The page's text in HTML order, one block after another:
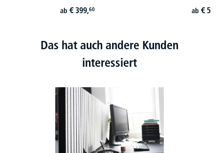
ab € 399,60 ab €
Das hat auch andere Kunden
interessiert